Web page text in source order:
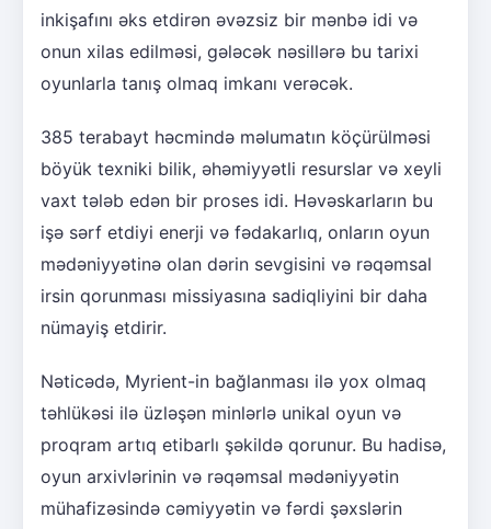
inkişafını əks etdirən əvəzsiz bir mənbə idi və
onun xilas edilməsi, gələcək nəsillərə bu tarixi
oyunlarla tanış olmaq imkanı verəcək.
385 terabayt həcmində məlumatın köçürülməsi
böyük texniki bilik, əhəmiyyətli resurslar və xeyli
vaxt tələb edən bir proses idi. Həvəskarların bu
işə sərf etdiyi enerji və fədakarlıq, onların oyun
mədəniyyətinə olan dərin sevgisini və rəqəmsal
irsin qorunması missiyasına sadiqliyini bir daha
nümayiş etdirir.
Nəticədə, Myrient-in bağlanması ilə yox olmaq
təhlükəsi ilə üzləşən minlərlə unikal oyun və
proqram artıq etibarlı şəkildə qorunur. Bu hadisə,
oyun arxivlərinin və rəqəmsal mədəniyyətin
mühafizəsində cəmiyyətin və fərdi şəxslərin